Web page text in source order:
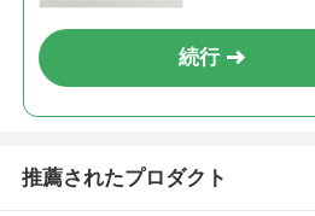
続行
推薦されたプロダクト